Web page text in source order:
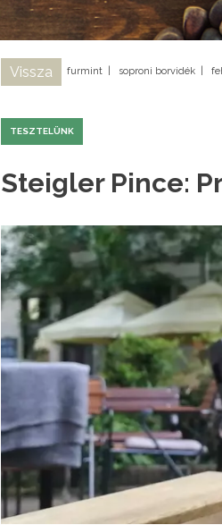
Vissza furmint soproni borvidék
TESZTELÜNK
Steigler Pince: